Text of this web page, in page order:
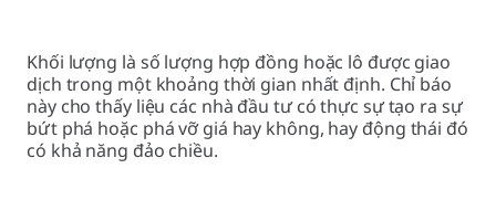
Khối lượng là số lượng hợp đồng hoặc lô được giao
dịch trong một khoảng thời gian nhất định. Chỉ báo
này cho thấy liệu các nhà đầu tư có thực sự tạo ra sự
bứt phá hoặc phá vỡ giá hay không, hay động thái đó
có khả năng đảo chiều.